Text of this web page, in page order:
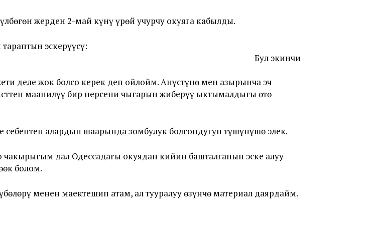
жерден 2-май күнү үрөй учурчу окуяга кабылды.
эскерүүсү:
Бул экинчи
деле жок болсо керек деп ойлойм. Анүстүнө мен азырынча эч
маанилүү бир нерсени чыгарып жиберүү ыктымалдыгы өтө
алардын шаарында зомбулук болгондугун түшүнүшө элек.
дал Одессадагы окуядан кийин башталганын эске алуу
болом.
менен маектешип атам, ал тууралуу өзүнчө материал даярдайм.